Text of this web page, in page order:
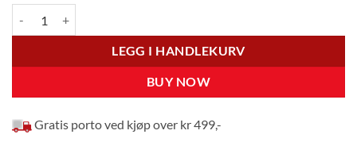
LEGG I HANDLEKURV
BUY NOW
Gratis porto ved kjøp over kr 499,-